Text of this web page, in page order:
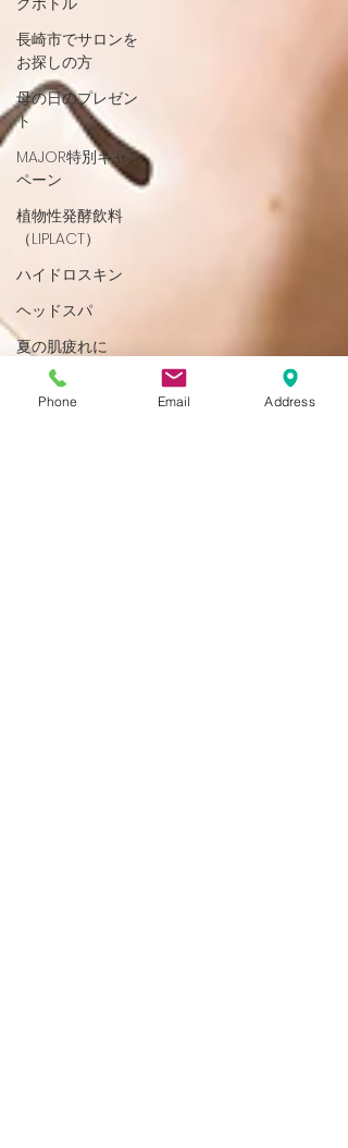
長崎市でサロンを
お探しの方
母の日のプレゼン
ト
MAJOR特別キャン
ペーン
植物性発酵飲料
（LIPLACT）
ハイドロスキン
ヘッドスパ
夏の肌疲れに
定休日のお知らせ
Phone Email Address